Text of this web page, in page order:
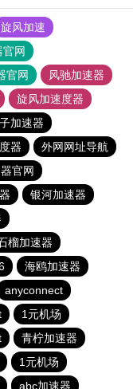
旋风加速
官网
官网
风驰加速器
旋风加速度器
加速器
器
外网网址导航
官网
银河加速器
榴加速器
海鸥加速器
anyconnect
1元机场
青柠加速器
1元机场
abc加速器